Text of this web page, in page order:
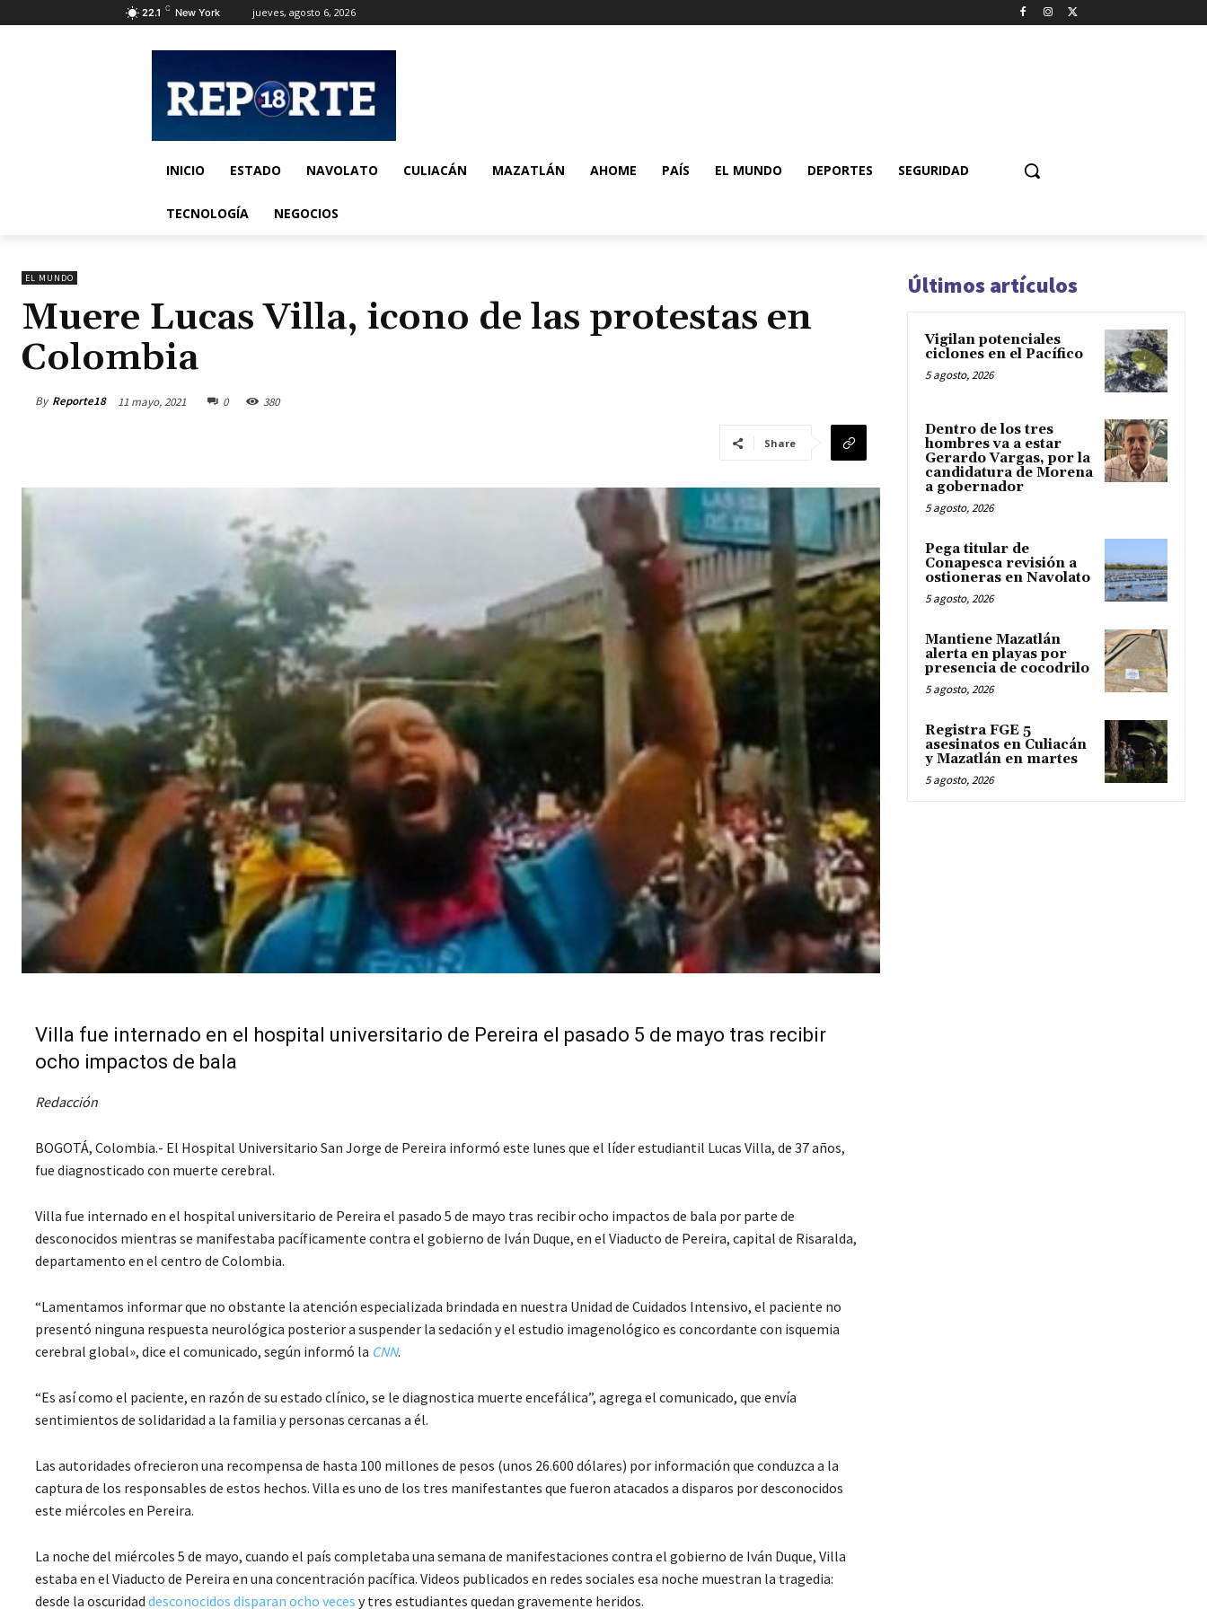
22.1 C New York jueves, agosto 6, 2026
INICIO ESTADO NAVOLATO CULIACÁN MAZATLÁN AHOME PAÍS EL MUNDO DEPORTES SEGURIDAD
TECNOLOGÍA NEGOCIOS
EL MUNDO
Muere Lucas Villa, icono de las protestas en
Colombia
By Reporte18 11 mayo, 2021 0 380
Share
Villa fue internado en el hospital universitario de Pereira el pasado 5 de mayo tras recibir
ocho impactos de bala
Redacción
BOGOTÁ, Colombia.- El Hospital Universitario San Jorge de Pereira informó este lunes que el líder estudiantil Lucas Villa, de 37 años,
fue diagnosticado con muerte cerebral.
Villa fue internado en el hospital universitario de Pereira el pasado 5 de mayo tras recibir ocho impactos de bala por parte de
desconocidos mientras se manifestaba pacíficamente contra el gobierno de Iván Duque, en el Viaducto de Pereira, capital de Risaralda,
departamento en el centro de Colombia.
“Lamentamos informar que no obstante la atención especializada brindada en nuestra Unidad de Cuidados Intensivo, el paciente no
presentó ninguna respuesta neurológica posterior a suspender la sedación y el estudio imagenológico es concordante con isquemia
cerebral global», dice el comunicado, según informó la CNN.
“Es así como el paciente, en razón de su estado clínico, se le diagnostica muerte encefálica”, agrega el comunicado, que envía
sentimientos de solidaridad a la familia y personas cercanas a él.
Las autoridades ofrecieron una recompensa de hasta 100 millones de pesos (unos 26.600 dólares) por información que conduzca a la
captura de los responsables de estos hechos. Villa es uno de los tres manifestantes que fueron atacados a disparos por desconocidos
este miércoles en Pereira.
La noche del miércoles 5 de mayo, cuando el país completaba una semana de manifestaciones contra el gobierno de Iván Duque, Villa
estaba en el Viaducto de Pereira en una concentración pacífica. Videos publicados en redes sociales esa noche muestran la tragedia:
desde la oscuridad desconocidos disparan ocho veces y tres estudiantes quedan gravemente heridos.
Últimos artículos
Vigilan potenciales
ciclones en el Pacífico
5 agosto, 2026
Dentro de los tres
hombres va a estar
Gerardo Vargas, por la
candidatura de Morena
a gobernador
5 agosto, 2026
Pega titular de
Conapesca revisión a
ostioneras en Navolato
5 agosto, 2026
Mantiene Mazatlán
alerta en playas por
presencia de cocodrilo
5 agosto, 2026
Registra FGE 5
asesinatos en Culiacán
y Mazatlán en martes
5 agosto, 2026